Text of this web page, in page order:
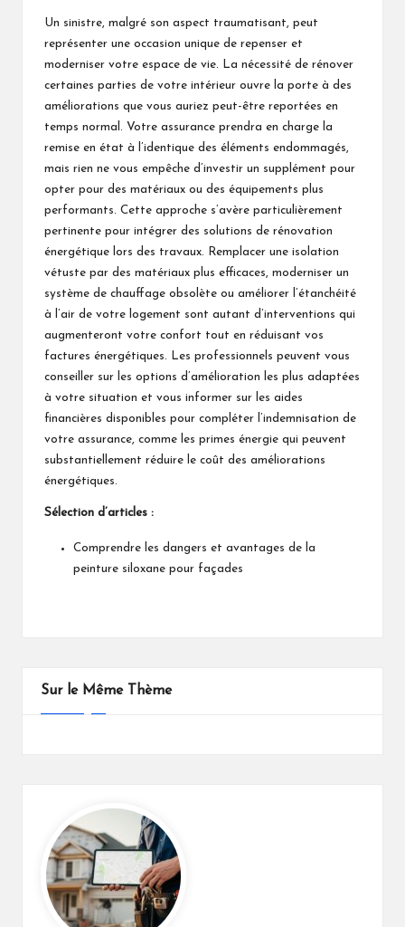
Un sinistre, malgré son aspect traumatisant, peut
représenter une occasion unique de repenser et
moderniser votre espace de vie. La nécessité de rénover
certaines parties de votre intérieur ouvre la porte à des
améliorations que vous auriez peut-être reportées en
temps normal. Votre assurance prendra en charge la
remise en état à l’identique des éléments endommagés,
mais rien ne vous empêche d’investir un supplément pour
opter pour des matériaux ou des équipements plus
performants. Cette approche s’avère particulièrement
pertinente pour intégrer des solutions de rénovation
énergétique lors des travaux. Remplacer une isolation
vétuste par des matériaux plus efficaces, moderniser un
système de chauffage obsolète ou améliorer l’étanchéité
à l’air de votre logement sont autant d’interventions qui
augmenteront votre confort tout en réduisant vos
factures énergétiques. Les professionnels peuvent vous
conseiller sur les options d’amélioration les plus adaptées
à votre situation et vous informer sur les aides
financières disponibles pour compléter l’indemnisation de
votre assurance, comme les primes énergie qui peuvent
substantiellement réduire le coût des améliorations
énergétiques.
Sélection d’articles :
Comprendre les dangers et avantages de la
peinture siloxane pour façades
Sur le Même Thème